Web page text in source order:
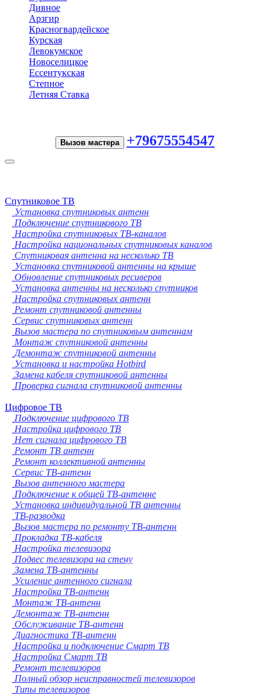
Дивное
Арзгир
Красногвардейское
Курская
Левокумское
Новоселицкое
Ессентукская
Степное
Летняя Ставка
Вызов мастера +79675554547
Toggle
Спутниковое ТВ
Установка спутниковых антенн
Подключение спутникового ТВ
Настройка спутниковых ТВ-каналов
Настройка национальных спутниковых каналов
Спутниковая антенна на несколько ТВ
Установка спутниковой антенны на крыше
Обновление спутниковых ресиверов
Установка антенны на несколько спутников
Настройка спутниковых антенн
Ремонт спутниковой антенны
Сервис спутниковых антенн
Вызов мастера по спутниковым антеннам
Монтаж спутниковой антенны
Демонтаж спутниковой антенны
Установка и настройка Hotbird
Замена кабеля спутниковой антенны
Проверка сигнала спутниковой антенны
Цифровое ТВ
Подключение цифрового ТВ
Настройка цифрового ТВ
Нет сигнала цифрового ТВ
Ремонт ТВ антенн
Ремонт коллективной антенны
Сервис ТВ-антенн
Вызов антенного мастера
Подключение к общей ТВ-антенне
Установка индивидуальной ТВ антенны
ТВ-разводка
Вызов мастера по ремонту ТВ-антенн
Прокладка ТВ-кабеля
Настройка телевизора
Подвес телевизора на стену
Замена ТВ-антенны
Усиление антенного сигнала
Настройка ТВ-антенн
Монтаж ТВ-антенн
Демонтаж ТВ-антенн
Обслуживание ТВ-антенн
Диагностика ТВ-антенн
Настройка и подключение Смарт ТВ
Настройка Смарт ТВ
Ремонт телевизоров
Полный обзор неисправностей телевизоров
Типы телевизоров